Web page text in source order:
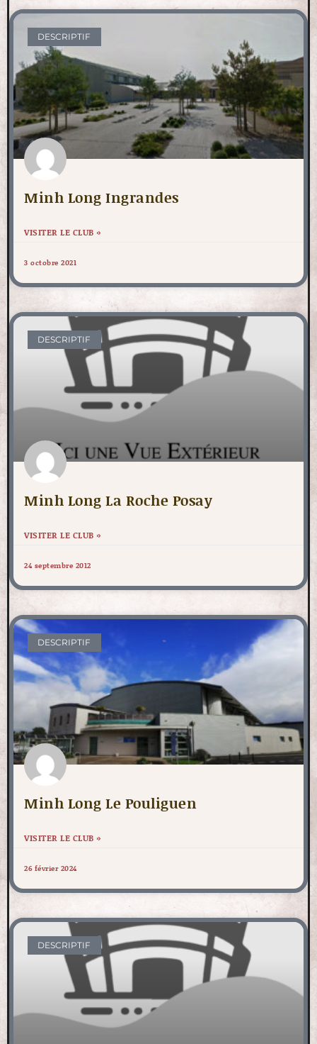
DESCRIPTIF
Minh Long Ingrandes
VISITER LE CLUB »
3 octobre 2021
DESCRIPTIF
Minh Long La Roche Posay
VISITER LE CLUB »
24 septembre 2012
DESCRIPTIF
Minh Long Le Pouliguen
VISITER LE CLUB »
26 février 2024
DESCRIPTIF